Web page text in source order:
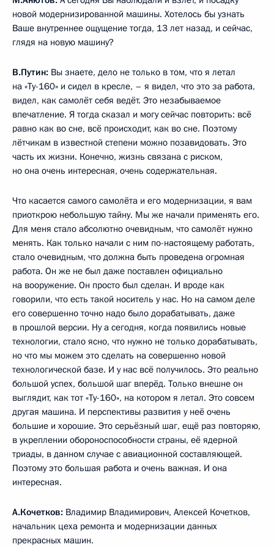
новой модернизированной машины. Хотелось бы узнать
Ваше внутреннее ощущение тогда, 13 лет назад, и сейчас,
глядя на новую машину?
В.Путин: Вы знаете, дело не только в том, что я летал
на «Ту-160» и сидел в кресле, – я видел, что это за работа,
видел, как самолёт себя ведёт. Это незабываемое
впечатление. Я тогда сказал и могу сейчас повторить: всё
равно как во сне, всё происходит, как во сне. Поэтому
лётчикам в известной степени можно позавидовать. Это
часть их жизни. Конечно, жизнь связана с риском,
но она очень интересная, очень содержательная.
Что касается самого самолёта и его модернизации, я вам
приоткрою небольшую тайну. Мы же начали применять его.
Для меня стало абсолютно очевидным, что самолёт нужно
менять. Как только начали с ним по-настоящему работать,
стало очевидным, что должна быть проведена огромная
работа. Он же не был даже поставлен официально
на вооружение. Он просто был сделан. И вроде как
говорили, что есть такой носитель у нас. Но на самом деле
его совершенно точно надо было дорабатывать, даже
в прошлой версии. Ну а сегодня, когда появились новые
технологии, стало ясно, что нужно не только дорабатывать,
но что мы можем это сделать на совершенно новой
технологической базе. И у нас всё получилось. Это реально
большой успех, большой шаг вперёд. Только внешне он
выглядит, как тот «Ту-160», на котором я летал. Это совсем
другая машина. И перспективы развития у неё очень
большие и хорошие. Это серьёзный шаг, ещё раз повторяю,
в укреплении обороноспособности страны, её ядерной
триады, в данном случае с авиационной составляющей.
Поэтому это большая работа и очень важная. И она
интересная.
А.Кочетков: Владимир Владимирович, Алексей Кочетков,
начальник цеха ремонта и модернизации данных
прекрасных машин.